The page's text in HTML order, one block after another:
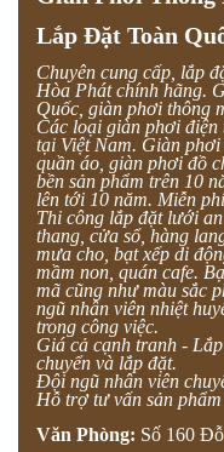
Lắp Đặt Toàn
Chuyên cung cấp, lắp
Hòa Phát chính hãng.
Quốc, giàn phơi thông
Các loại giàn phơi điện
tại Việt Nam. Giàn
quần áo, giàn phơi đồ
bền sản phẩm trên 10
lên tới 10 năm. Miễn
Thi công lắp đặt lưới
thang, cửa sổ, hàng
mưa cho, bạt xếp di
mầm non, quán cafe.
mã cũng như màu sắc
ngũ nhân viên nhiệt
trong công việc.
Giá cả cạnh tranh -
chuyển và lắp đặt.
Đội ngũ nhân viên
Hỗ trợ tư vấn sản
Văn Phòng: Số 160